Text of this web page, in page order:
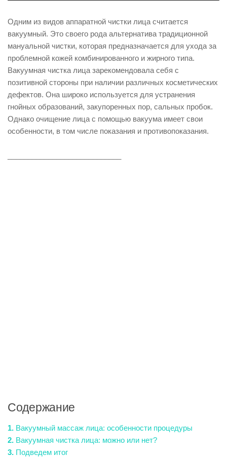
Одним из видов аппаратной чистки лица считается
вакуумный. Это своего рода альтернатива традиционной
мануальной чистки, которая предназначается для ухода за
проблемной кожей комбинированного и жирного типа.
Вакуумная чистка лица зарекомендовала себя с
позитивной стороны при наличии различных косметических
дефектов. Она широко используется для устранения
гнойных образований, закупоренных пор, сальных пробок.
Однако очищение лица с помощью вакуума имеет свои
особенности, в том числе показания и противопоказания.
Содержание
1. Вакуумный массаж лица: особенности процедуры
2. Вакуумная чистка лица: можно или нет?
3. Подведем итог